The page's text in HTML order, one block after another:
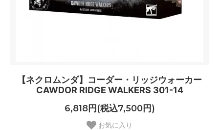
【ネクロムンダ】コーダー・リッジウォーカー
CAWDOR RIDGE WALKERS 301-14
6,818円(税込7,500円)
お気に入り